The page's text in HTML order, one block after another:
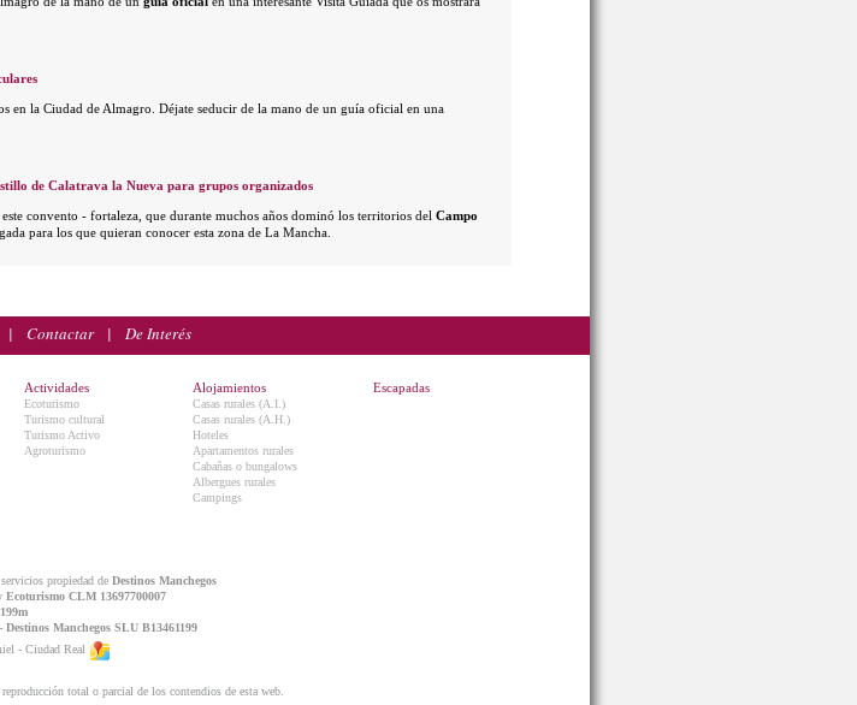
en la Ciudad de Almagro. Déjate seducir de la mano de un guía oficial en una
de Calatrava la Nueva para grupos organizados
este convento - fortaleza, que durante muchos años dominó los territorios del Campo
para los que quieran conocer esta zona de La Mancha.
| Contactar| De Interés
Actividades
Ecoturismo
Turismo cultural
Turismo Activo
Agroturismo
Alojamientos
Casas rurales (A.I.)
Casas rurales (A.H.)
Hoteles
Apartamentos rurales
Cabañas o bungalows
Albergues rurales
Campings
Escapadas
propiedad de Destinos Manchegos
Ecoturismo CLM 13697700007
Manchegos SLU B13461199
- Ciudad Real
total o parcial de los contendios de esta web.